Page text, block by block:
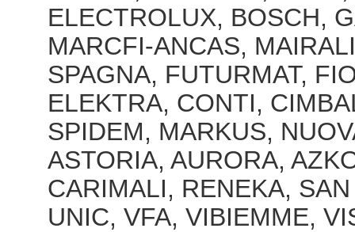
ELECTROLUX, BOSCH,
MARCFI-ANCAS, MAIRALI
SPAGNA, FUTURMAT,
ELEKTRA, CONTI,
SPIDEM, MARKUS,
ASTORIA, AURORA,
CARIMALI, RENEKA,
UNIC, VFA, VIBIEMME,